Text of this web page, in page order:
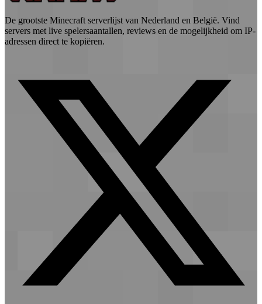
De grootste Minecraft serverlijst van Nederland en België. Vind
servers met live spelersaantallen, reviews en de mogelijkheid om IP-
adressen direct te kopiëren.